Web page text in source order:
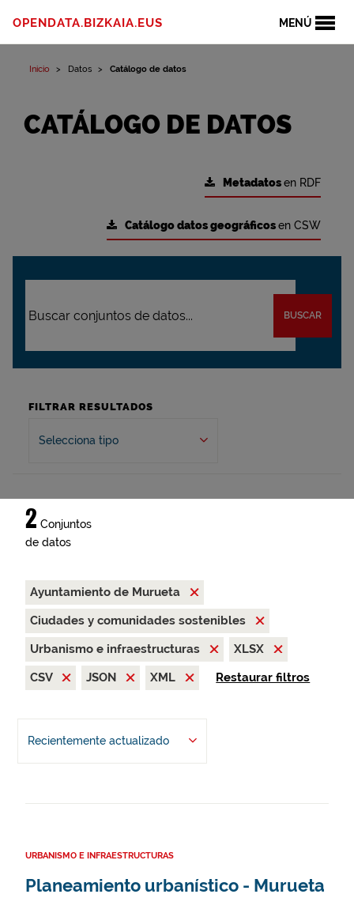
MENÚ
OPENDATA.BIZKAIA.EUS
Inicio Datos Catálogo de datos
CATÁLOGO DE DATOS
Metadatosen RDF
Catálogo datos geográficosen CSW
BUSCAR
FILTRAR RESULTADOS
Selecciona tipo
2 Conjuntos
de datos
Ayuntamiento de Murueta
Ciudades y comunidades sostenibles
Urbanismo e infraestructuras
XLSX
CSV
JSON XML Restaurar filtros
Recientemente actualizado
URBANISMO E INFRAESTRUCTURAS
Planeamiento urbanístico - Murueta